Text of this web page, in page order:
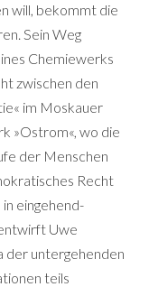
will, bekommt die
Sein Weg
Chemiewerks
zwischen den
im Moskauer
»Ostrom«, wo die
der Menschen
Recht
eingehend-
Uwe
der untergehenden
teils